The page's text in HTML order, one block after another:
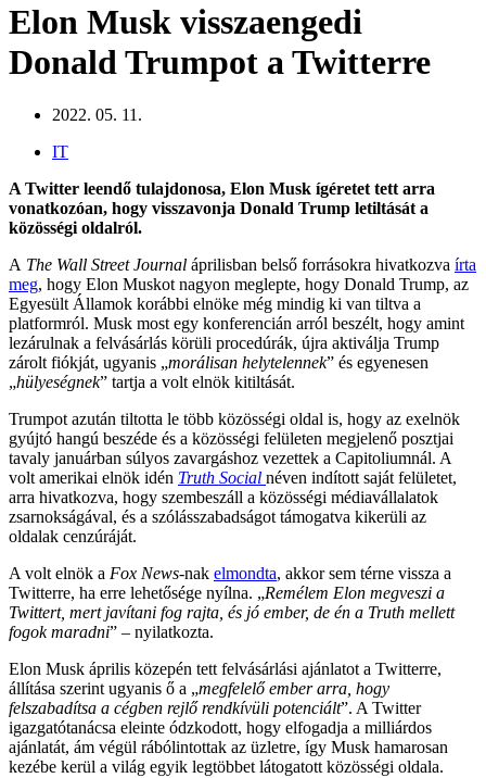
Elon Musk visszaengedi
Donald Trumpot a Twitterre
2022. 05. 11.
IT
A Twitter leendő tulajdonosa, Elon Musk ígéretet tett arra
vonatkozóan, hogy visszavonja Donald Trump letiltását a
közösségi oldalról.
A The Wall Street Journal áprilisban belső forrásokra hivatkozva írta
meg, hogy Elon Muskot nagyon meglepte, hogy Donald Trump, az
Egyesült Államok korábbi elnöke még mindig ki van tiltva a
platformról. Musk most egy konferencián arról beszélt, hogy amint
lezárulnak a felvásárlás körüli procedúrák, újra aktiválja Trump
zárolt fiókját, ugyanis „morálisan helytelennek” és egyenesen
„hülyeségnek” tartja a volt elnök kitiltását.
Trumpot azután tiltotta le több közösségi oldal is, hogy az exelnök
gyújtó hangú beszéde és a közösségi felületen megjelenő posztjai
tavaly januárban súlyos zavargáshoz vezettek a Capitoliumnál. A
volt amerikai elnök idén Truth Social néven indított saját felületet,
arra hivatkozva, hogy szembeszáll a közösségi médiavállalatok
zsarnokságával, és a szólásszabadságot támogatva kikerüli az
oldalak cenzúráját.
A volt elnök a Fox News-nak elmondta, akkor sem térne vissza a
Twitterre, ha erre lehetősége nyílna. „Remélem Elon megveszi a
Twittert, mert javítani fog rajta, és jó ember, de én a Truth mellett
fogok maradni” – nyilatkozta.
Elon Musk április közepén tett felvásárlási ajánlatot a Twitterre,
állítása szerint ugyanis ő a „megfelelő ember arra, hogy
felszabadítsa a cégben rejlő rendkívüli potenciált”. A Twitter
igazgatótanácsa eleinte ódzkodott, hogy elfogadja a milliárdos
ajánlatát, ám végül rábólintottak az üzletre, így Musk hamarosan
kezébe kerül a világ egyik legtöbbet látogatott közösségi oldala.